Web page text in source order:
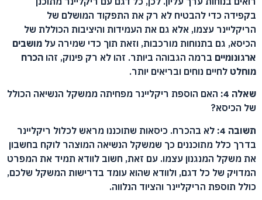
בקפידה כדי להבטיח לא רק את התפקוד המושלם של
הריקליינר עצמו, אלא גם את העמידות והיציבות הכוללת של
הכיסא, גם בתנוחות מורכבות, וזאת תוך כדי שמירה על מושבים
ארגונומיים ברמה הגבוהה ביותר. זהו לא רק פינוק, זהו הכרח
מוחלט לחיים נוחים ובריאים יותר.
שאלה 4:
האם הוספת ריקליינר מפחיתה ממשקל הנשיאה הכולל
של הכיסא?
תשובה 4:
לא בהכרח. כיסאות שתוכננו מראש לכלול ריקליינר
בדרך כלל מתוכננים כך שמשקל הנשיאה המוצהר לוקח בחשבון
את משקל המנגנון עצמו. עם זאת, חשוב לוודא תמיד את המפרט
המדויק של כל דגם, ולוודא שהוא עומד בדרישות המשקל שלכם,
כולל תוספת הריקליינר והציוד הנלווה.